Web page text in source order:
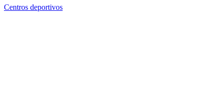
Centros deportivos